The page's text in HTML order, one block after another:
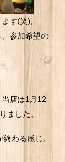
す(笑)。
参加希望の
店は1月12
ました。
わる感じ。